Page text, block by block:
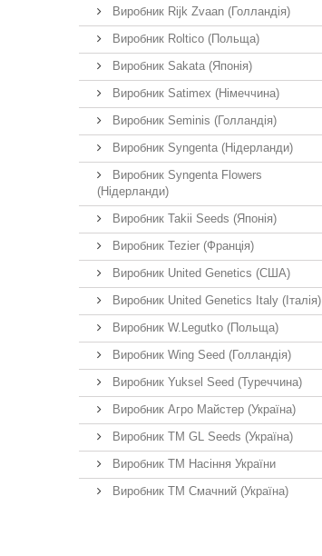
Виробник Rijk Zvaan (Голландія)
Виробник Roltico (Польща)
Виробник Sakata (Японія)
Виробник Satimex (Німеччина)
Виробник Seminis (Голландія)
Виробник Syngenta (Нідерланди)
Виробник Syngenta Flowers
(Нідерланди)
Виробник Takii Seeds (Японія)
Виробник Tezier (Франція)
Виробник United Genetics (США)
Виробник United Genetics Italy (Італія)
Виробник W.Legutko (Польща)
Виробник Wing Seed (Голландія)
Виробник Yuksel Seed (Туреччина)
Виробник Агро Майстер (Україна)
Виробник ТМ GL Seeds (Україна)
Виробник ТМ Насіння України
Виробник ТМ Смачний (Україна)